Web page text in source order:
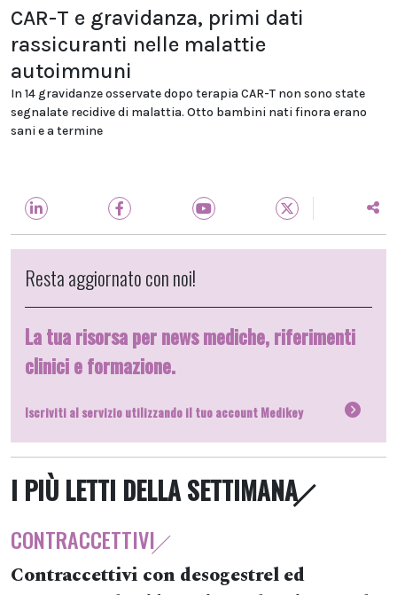
CAR-T e gravidanza, primi dati
rassicuranti nelle malattie
autoimmuni
In 14 gravidanze osservate dopo terapia CAR-T non sono state
segnalate recidive di malattia. Otto bambini nati finora erano
sani e a termine
Resta aggiornato con noi!
La tua risorsa per news mediche, riferimenti
clinici e formazione.
Iscriviti al servizio utilizzando il tuo account Medikey
I PIÙ LETTI DELLA SETTIMANA
CONTRACCETTIVI
Contraccettivi con desogestrel ed